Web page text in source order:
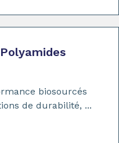
biosourcés
de durabilité, ...